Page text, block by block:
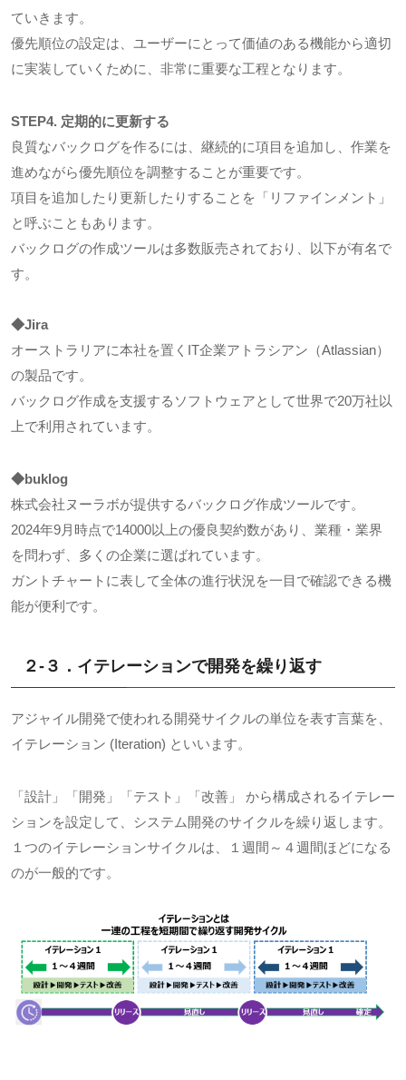
ていきます。
優先順位の設定は、ユーザーにとって価値のある機能から適切
に実装していくために、非常に重要な工程となります。
STEP4. 定期的に更新する
良質なバックログを作るには、継続的に項目を追加し、作業を
進めながら優先順位を調整することが重要です。
項目を追加したり更新したりすることを「リファインメント」
と呼ぶこともあります。
バックログの作成ツールは多数販売されており、以下が有名で
す。
◆Jira
オーストラリアに本社を置くIT企業アトラシアン（Atlassian）
の製品です。
バックログ作成を支援するソフトウェアとして世界で20万社以
上で利用されています。
◆buklog
株式会社ヌーラボが提供するバックログ作成ツールです。
2024年9月時点で14000以上の優良契約数があり、業種・業界
を問わず、多くの企業に選ばれています。
ガントチャートに表して全体の進行状況を一目で確認できる機
能が便利です。
２-３．イテレーションで開発を繰り返す
アジャイル開発で使われる開発サイクルの単位を表す言葉を、
イテレーション (Iteration) といいます。
「設計」「開発」「テスト」「改善」 から構成されるイテレー
ションを設定して、システム開発のサイクルを繰り返します。
１つのイテレーションサイクルは、１週間～４週間ほどになる
のが一般的です。